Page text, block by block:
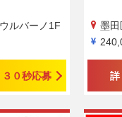
ルバーノ1F
０秒応募
墨
詳